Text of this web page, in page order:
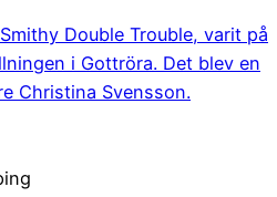
Double Trouble, varit på
i Gottröra. Det blev en
Christina Svensson.